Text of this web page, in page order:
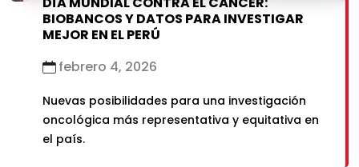
BIOBANCOS Y DATOS PARA INVESTIGAR
MEJOR EN EL PERÚ
febrero 4, 2026
Nuevas posibilidades para una investigación
oncológica más representativa y equitativa en
el país.